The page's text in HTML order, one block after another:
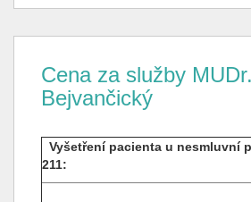
Cena za služby
Bejvančický
Vyšetření pacienta u nesmluvní
211: